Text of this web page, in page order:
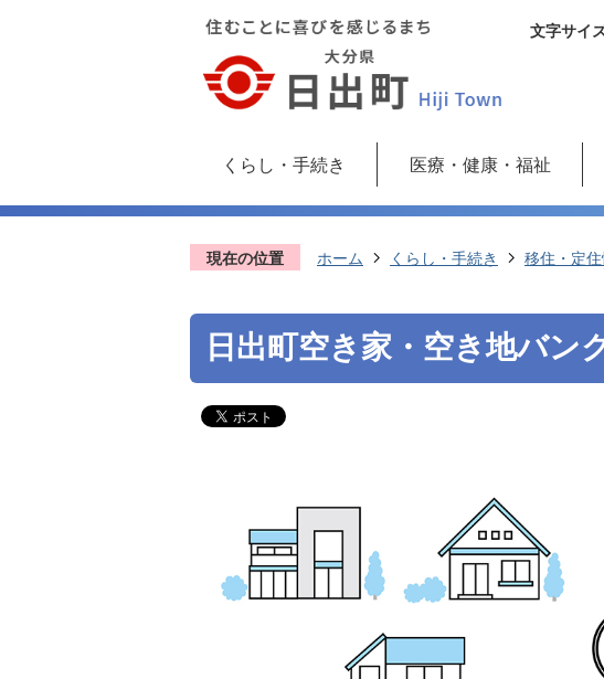
文字サイ
くらし・手続き 医療・健康・福祉
現在の位置 ホーム くらし・手続き 移住・定
日出町空き家・空き地バン